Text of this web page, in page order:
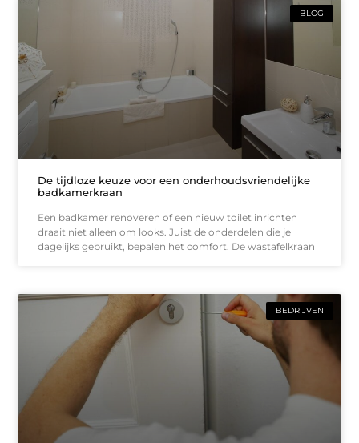
BLOG
De tijdloze keuze voor een onderhoudsvriendelijke
badkamerkraan
Een badkamer renoveren of een nieuw toilet inrichten
draait niet alleen om looks. Juist de onderdelen die je
dagelijks gebruikt, bepalen het comfort. De wastafelkraan
BEDRIJVEN